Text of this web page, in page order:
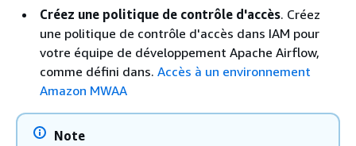
Créez une politique de contrôle d'accès. Créez
une politique de contrôle d'accès dans IAM pour
votre équipe de développement Apache Airflow,
comme défini dans. Accès à un environnement
Amazon MWAA
Note